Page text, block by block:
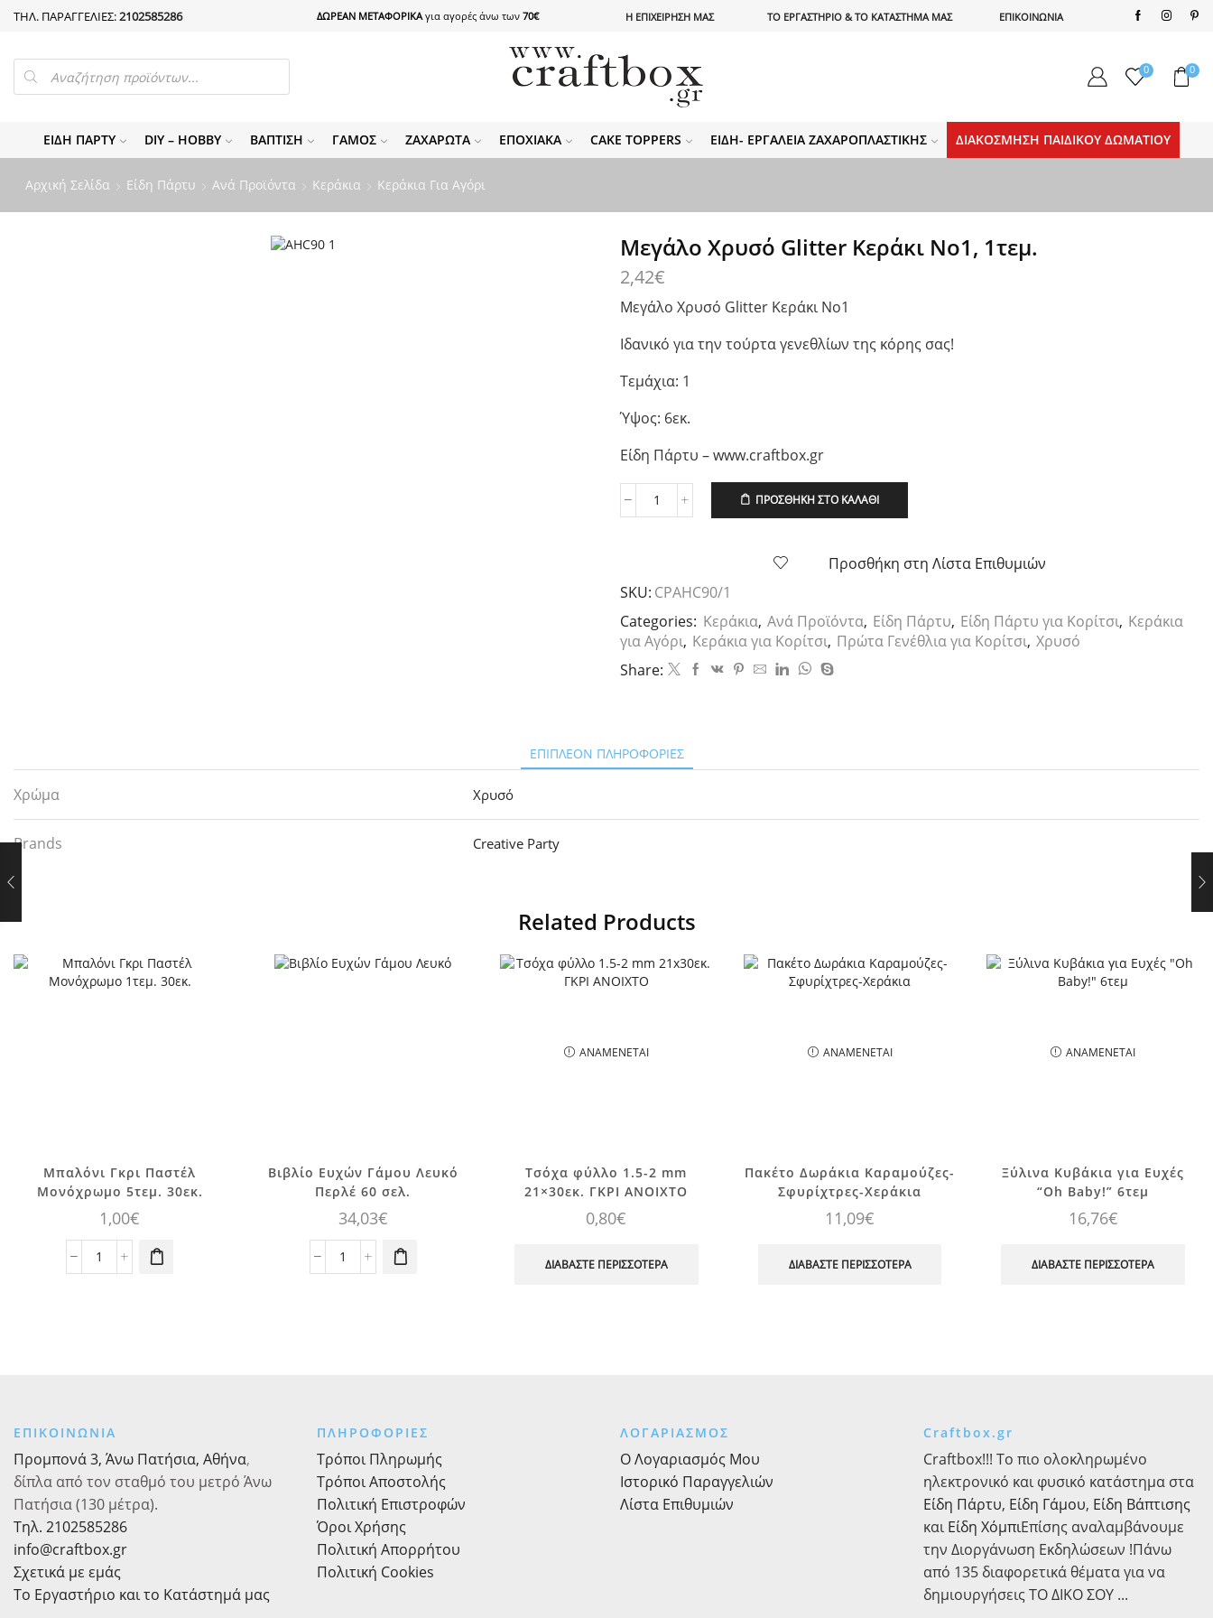
ΤΗΛ. ΠΑΡΑΓΓΕΛΙΕΣ:2102585286 ΔΩΡΕΑΝ ΜΕΤΑΦΟΡΙΚΑ για αγορές άνω των 70€ Η ΕΠΙΧΕΙΡΗΣΗ ΜΑΣ ΤΟ ΕΡΓΑΣΤΗΡΙΟ & ΤΟ ΚΑΤΑΣΤΗΜΑ ΜΑΣ ΕΠΙΚΟΙΝΩΝΙΑ
PRODUCTS
SEARCH 0 0
ΕΊΔΗ ΠΆΡΤΥ DIY – HOBBY ΒΆΠΤΙΣΗ ΓΆΜΟΣ ΖΑΧΑΡΩΤΆ ΕΠΟΧΙΑΚΆ CAKE TOPPERS ΕΊΔΗ- ΕΡΓΑΛΕΊΑ ΖΑΧΑΡΟΠΛΑΣΤΙΚΉΣ ΔΙΑΚΌΣΜΗΣΗ ΠΑΙΔΙΚΟΎ ΔΩΜΑΤΊΟΥ
Αρχική Σελίδα Είδη Πάρτυ Ανά Προϊόντα Κεράκια Κεράκια Για Αγόρι
Μεγάλο Χρυσό Glitter Κεράκι No1, 1τεμ.
2,42€
Μεγάλο Χρυσό Glitter Κεράκι No1
Ιδανικό για την τούρτα γενεθλίων της κόρης σας!
Τεμάχια: 1
Ύψος: 6εκ.
Είδη Πάρτυ – www.craftbox.gr
Μεγάλο
1τεμ.
ποσότητα
ΠΡΟΣΘΉΚΗ ΣΤΟ ΚΑΛΆΘΙ
Προσθήκη στη Λίστα Επιθυμιών
SKU: CPAHC90/1
Categories: Κεράκια, Ανά Προϊόντα, Είδη Πάρτυ, Είδη Πάρτυ για Κορίτσι, Κεράκια
για Αγόρι, Κεράκια για Κορίτσι, Πρώτα Γενέθλια για Κορίτσι, Χρυσό
Share:
ΕΠΙΠΛΈΟΝ ΠΛΗΡΟΦΟΡΊΕΣ
Χρώμα Χρυσό
Brands Creative Party
Related Products
Μπαλόνι Γκρι Παστέλ
Μονόχρωμο 5τεμ. 30εκ.
1,00€
Μπαλόνι
Βιβλίο Ευχών Γάμου Λευκό
Περλέ 60 σελ.
34,03€
Βιβλίο
ΑΝΑΜΈΝΕΤΑΙ
Τσόχα φύλλο 1.5-2 mm
21×30εκ. ΓΚΡΙ ΑΝΟΙΧΤΟ
0,80€
ΔΙΑΒΆΣΤΕ ΠΕΡΙΣΣΌΤΕΡΑ
ΑΝΑΜΈΝΕΤΑΙ
Πακέτο Δωράκια Καραμούζες-
Σφυρίχτρες-Χεράκια
11,09€
ΔΙΑΒΆΣΤΕ ΠΕΡΙΣΣΌΤΕΡΑ
ΑΝΑΜΈΝΕΤΑΙ
Ξύλινα Κυβάκια για Ευχές
“Oh Baby!” 6τεμ
16,76€
ΔΙΑΒΆΣΤΕ ΠΕΡΙΣΣΌΤΕΡΑ
ΕΠΙΚΟΙΝΩΝΙΑ
Προμπονά 3, Άνω Πατήσια, Αθήνα,
δίπλα από τον σταθμό του μετρό Άνω
Πατήσια (130 μέτρα).
Τηλ. 2102585286
info@craftbox.gr
Σχετικά με εμάς
Το Εργαστήριο και το Κατάστημά μας
ΠΛΗΡΟΦΟΡΙΕΣ
Τρόποι Πληρωμής
Τρόποι Αποστολής
Πολιτική Επιστροφών
Όροι Χρήσης
Πολιτική Απορρήτου
Πολιτική Cookies
ΛΟΓΑΡΙΑΣΜΟΣ
Ο Λογαριασμός Μου
Ιστορικό Παραγγελιών
Λίστα Επιθυμιών
Craftbox.gr
Craftbox!!! Το πιο ολοκληρωμένο
ηλεκτρονικό και φυσικό κατάστημα στα
Είδη Πάρτυ, Είδη Γάμου, Είδη Βάπτισης
και Είδη ΧόμπιΕπίσης αναλαμβάνουμε
την Διοργάνωση Εκδηλώσεων !Πάνω
από 135 διαφορετικά θέματα για να
δημιουργήσεις ΤΟ ΔΙΚΟ ΣΟΥ ...